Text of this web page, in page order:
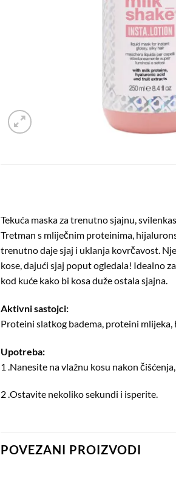
Tekuća maska za trenutno sjajnu,
Tretman s mliječnim proteinima,
trenutno daje sjaj i uklanja kovrčavost.
kose, dajući sjaj poput ogledala! Idealno
kod kuće kako bi kosa duže ostala sjajna.
Aktivni sastojci:
Proteini slatkog badema, proteini
Upotreba:
1 .Nanesite na vlažnu kosu nakon
2 .Ostavite nekoliko sekundi i isperite.
POVEZANI PROIZVODI